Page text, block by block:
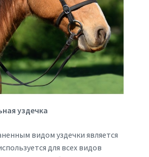
уздечка
видом уздечки является
для всех видов